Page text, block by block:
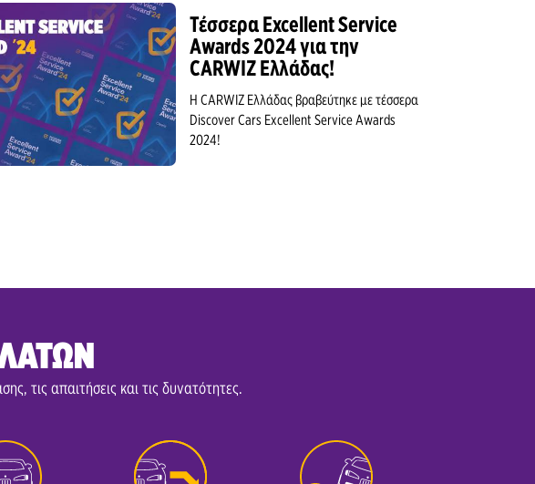
Τέσσερα Excellent Service
Awards 2024 για την
CARWIZ Ελλάδας!
Η CARWIZ Ελλάδας βραβεύτηκε με τέσσερα
Discover Cars Excellent Service Awards
2024!
τις απαιτήσεις και τις δυνατότητες.